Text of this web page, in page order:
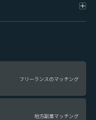
フリーランスのマッチング
地方副業マッチング